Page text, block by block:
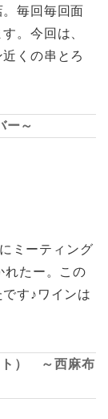
毎回毎回面
。今回は、
くの串とろ
ー～
ミーティング
れたー。この
す♪ワインは
ト） ～西麻布